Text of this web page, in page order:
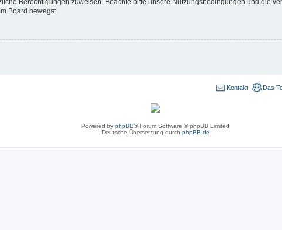
Board bewegst.
Das
Kontakt
Powered by phpBB® Forum Software © phpBB Limited
Deutsche Übersetzung durch phpBB.de